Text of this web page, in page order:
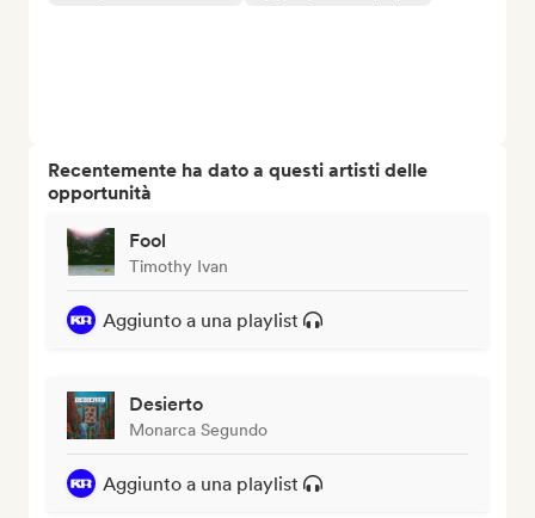
Recentemente ha dato a questi artisti delle
opportunità
Fool
Timothy Ivan
Aggiunto a una playlist
Desierto
Monarca Segundo
Aggiunto a una playlist